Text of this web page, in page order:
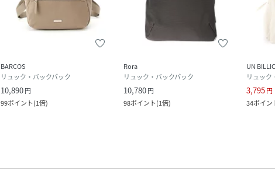
BARCOS
リュック・バックパック
10,890円
99ポイント(1倍)
Rora
リュック・バックパック
10,780円
98ポイント(1倍)
UN
リュック
3,795円
34ポイン